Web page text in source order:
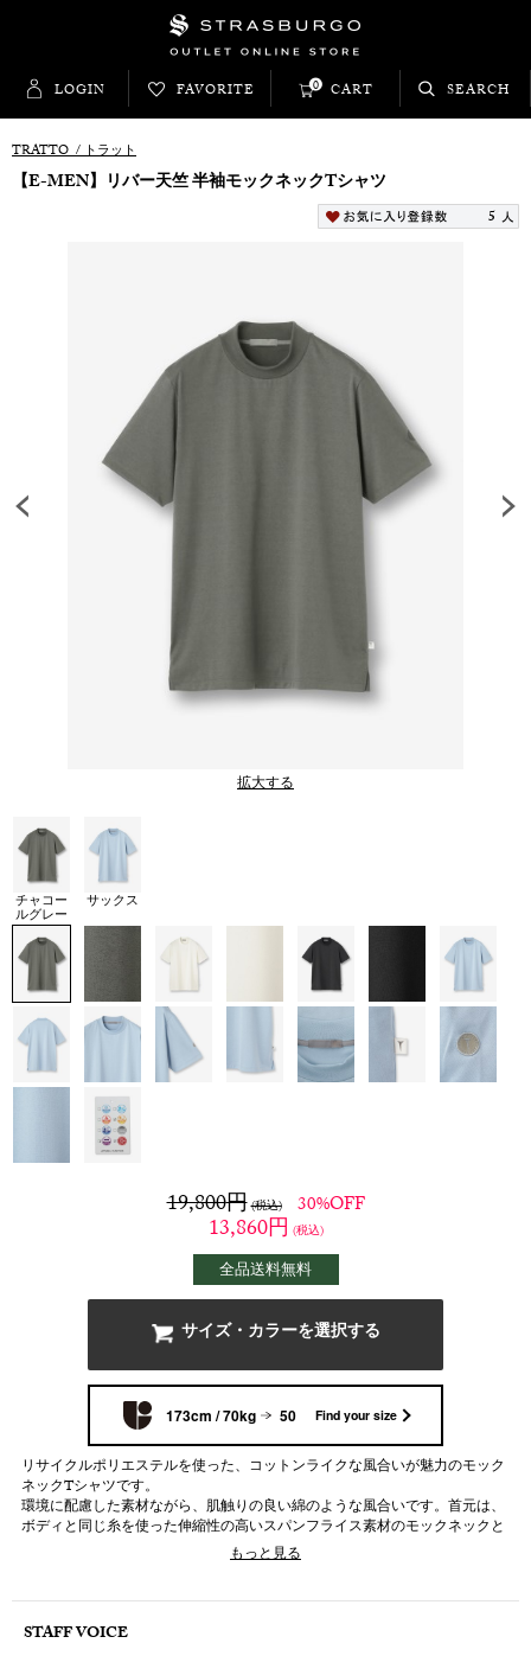
LOGIN FAVORITE CART
0 SEARCH
TRATTO/トラット
【E-MEN】リバー天竺 半袖モックネックTシャツ
5
拡大する
チャコー
ルグレー
サックス
19,800円(税込) 30%OFF
13,860円 (税込)
全品送料無料
サイズ・カラーを選択する
173cm / 70kg 50 Find your size
リサイクルポリエステルを使った、コットンライクな風合いが魅力のモック
ネックTシャツです。
環境に配慮した素材ながら、肌触りの良い綿のような風合いです。首元は、
ボディと同じ糸を使った伸縮性の高いスパンフライス素材のモックネックと
なっており、自然なフィット感で心地よく着ていただけます。
もっと見る
STAFF VOICE